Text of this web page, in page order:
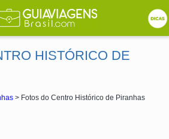
HISTÓRICO DE
> Fotos do Centro Histórico de Piranhas